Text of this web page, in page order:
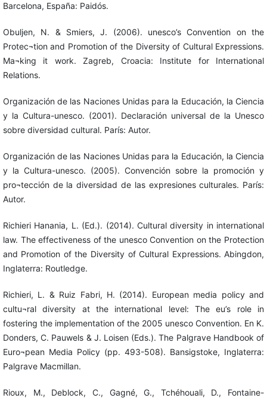
Barcelona, España: Paidós.
Obuljen, N. & Smiers, J. (2006). unesco’s Convention on the
Protec¬tion and Promotion of the Diversity of Cultural Expressions.
Ma¬king it work. Zagreb, Croacia: Institute for International
Relations.
Organización de las Naciones Unidas para la Educación, la Ciencia
y la Cultura-unesco. (2001). Declaración universal de la Unesco
sobre diversidad cultural. París: Autor.
Organización de las Naciones Unidas para la Educación, la Ciencia
y la Cultura-unesco. (2005). Convención sobre la promoción y
pro¬tección de la diversidad de las expresiones culturales. París:
Autor.
Richieri Hanania, L. (Ed.). (2014). Cultural diversity in international
law. The effectiveness of the unesco Convention on the Protection
and Promotion of the Diversity of Cultural Expressions. Abingdon,
Inglaterra: Routledge.
Richieri, L. & Ruiz Fabri, H. (2014). European media policy and
cultu¬ral diversity at the international level: The eu’s role in
fostering the implementation of the 2005 unesco Convention. En K.
Donders, C. Pauwels & J. Loisen (Eds.). The Palgrave Handbook of
Euro¬pean Media Policy (pp. 493-508). Bansigstoke, Inglaterra:
Palgrave Macmillan.
Rioux, M., Deblock, C., Gagné, G., Tchéhouali, D., Fontaine-